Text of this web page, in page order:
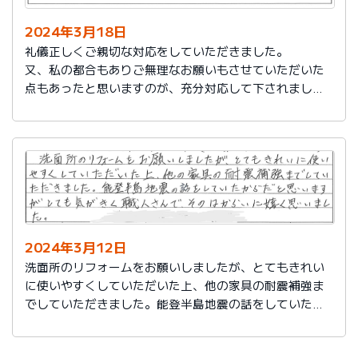
2024年3月18日
礼儀正しくご親切な対応をしていただきました。
又、私の都合もありご無理なお願いもさせていただいた
点もあったと思いますのが、充分対応して下されまし
ありがとうございました。
2024年3月12日
洗面所のリフォームをお願いしましたが、とてもきれい
に使いやすくしていただいた上、他の家具の耐震補強ま
でしていただきました。能登半島地震の話をしていたか
からいに嬉しく思いました。